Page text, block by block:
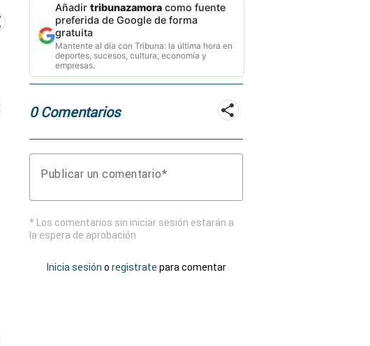
Añadir tribunazamora como fuente
preferida de Google de forma
gratuita
Mantente al día con Tribuna: la última hora en
deportes, sucesos, cultura, economía y
empresas.
0 Comentarios
Publicar un comentario
* Los comentarios sin iniciar sesión estarán a
la espera de aprobación
Inicia sesión o registrate para comentar